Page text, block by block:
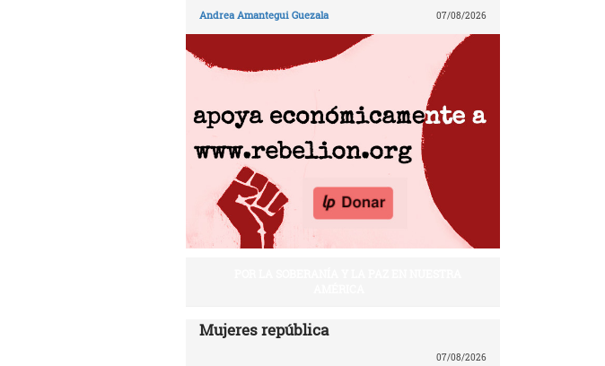
Andrea Amantegui Guezala 07/08/2026
Mujeres república
07/08/2026